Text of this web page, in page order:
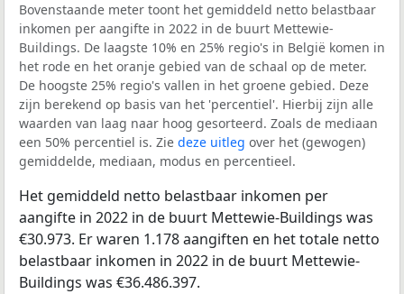
Bovenstaande meter toont het gemiddeld netto belastbaar
inkomen per aangifte in 2022 in de buurt Mettewie-
Buildings. De laagste 10% en 25% regio's in België komen in
het rode en het oranje gebied van de schaal op de meter.
De hoogste 25% regio's vallen in het groene gebied. Deze
zijn berekend op basis van het 'percentiel'. Hierbij zijn alle
waarden van laag naar hoog gesorteerd. Zoals de mediaan
een 50% percentiel is. Zie deze uitleg over het (gewogen)
gemiddelde, mediaan, modus en percentieel.
Het gemiddeld netto belastbaar inkomen per
aangifte in 2022 in de buurt Mettewie-Buildings was
€30.973. Er waren 1.178 aangiften en het totale netto
belastbaar inkomen in 2022 in de buurt Mettewie-
Buildings was €36.486.397.